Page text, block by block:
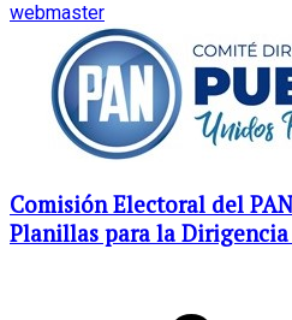
webmaster
Comisión Electoral del
Planillas para la